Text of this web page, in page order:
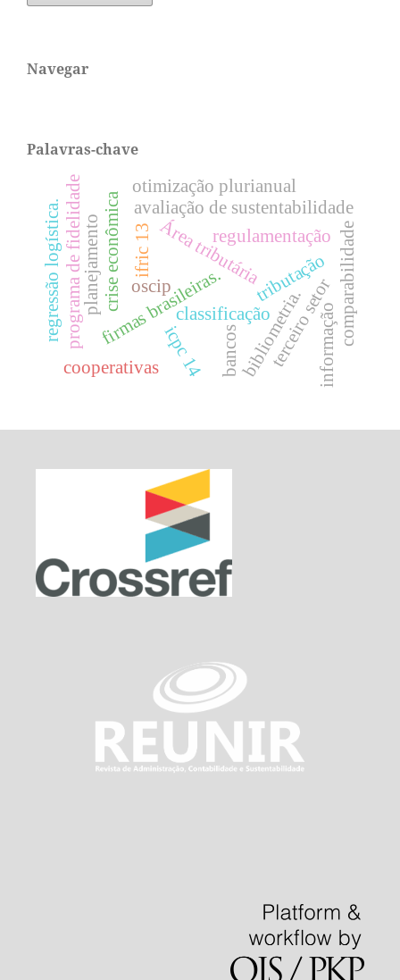
Navegar
Palavras-chave
classificação
Área tributáriatributação
firmas brasileiras.
avaliação de sustentabilidade
bibliometria.
bancos
crise econômica regulamentação
terceiro setor
oscip
ifric 13
programa de fidelidade comparabilidade
otimização plurianual
planejamento
icpc 14
cooperativas
regressão logística.
informação